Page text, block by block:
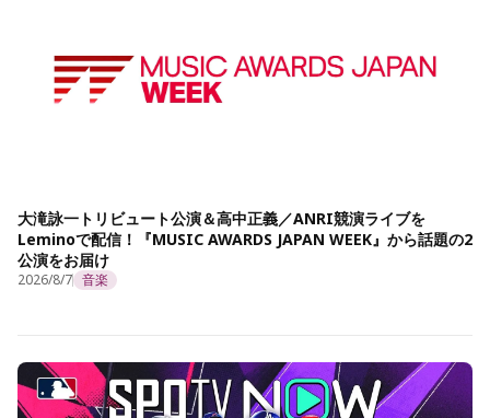
大滝詠一トリビュート公演＆高中正義／ANRI競演ライブを
Leminoで配信！『MUSIC AWARDS JAPAN WEEK』から話題の2
公演をお届け
2026/8/7 音楽